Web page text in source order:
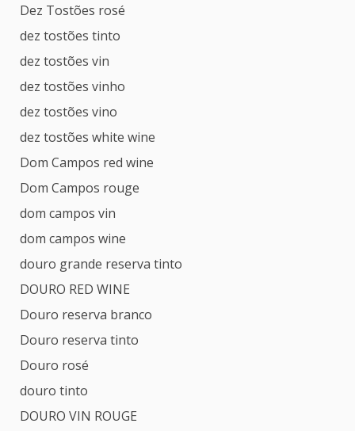
Dez Tostões rosé
dez tostões tinto
dez tostões vin
dez tostões vinho
dez tostões vino
dez tostões white wine
Dom Campos red wine
Dom Campos rouge
dom campos vin
dom campos wine
douro grande reserva tinto
DOURO RED WINE
Douro reserva branco
Douro reserva tinto
Douro rosé
douro tinto
DOURO VIN ROUGE